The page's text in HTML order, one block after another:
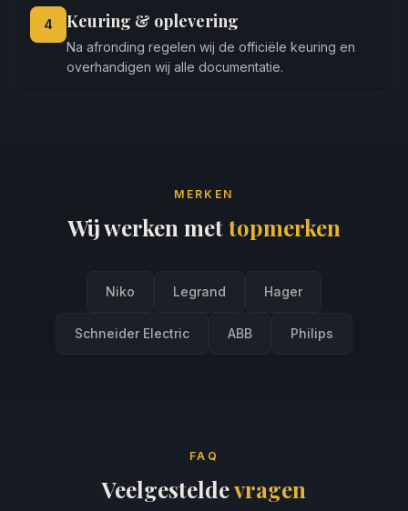
4 Keuring & oplevering
Na afronding regelen wij de officiële keuring en
overhandigen wij alle documentatie.
MERKEN
Wij werken mettopmerken
Niko Legrand Hager
Schneider Electric ABB Philips
FAQ
Veelgesteldevragen